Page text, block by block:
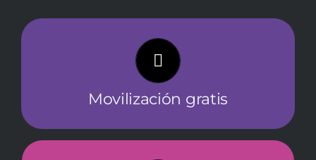
Movilización gratis
Para cada salida a los espectáculos fuera
de la comuna, se considera el traslado
desde y hasta sus casas en Quilicura.